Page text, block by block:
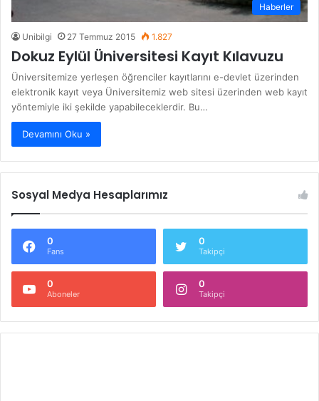
Haberler
Unibilgi 27 Temmuz 2015 1.827
Dokuz Eylül Üniversitesi Kayıt Kılavuzu
Üniversitemize yerleşen öğrenciler kayıtlarını e-devlet üzerinden
elektronik kayıt veya Üniversitemiz web sitesi üzerinden web kayıt
yöntemiyle iki şekilde yapabileceklerdir. Bu…
Devamını Oku »
Sosyal Medya Hesaplarımız
0
Fans
0
Takipçi
0
Aboneler
0
Takipçi